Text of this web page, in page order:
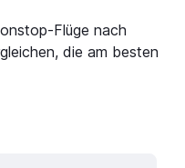
Flüge nach
die am besten